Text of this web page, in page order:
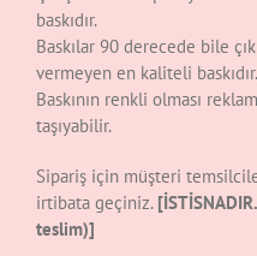
baskıdır.
Baskılar 90 derecede bile
vermeyen en kaliteli baskıdır.
Baskının renkli olması
taşıyabilir.
Sipariş için müşteri
irtibata geçiniz.
teslim)]